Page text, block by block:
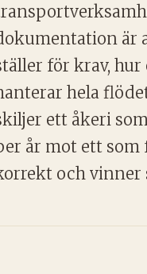
är
för krav,
hela
ett åkeri
år mot ett som
och vinner